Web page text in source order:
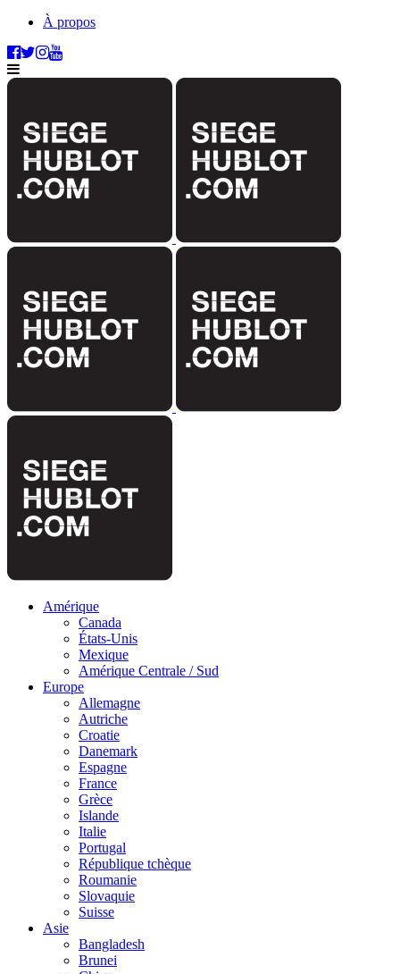
À propos
Amérique
Canada
États-Unis
Mexique
Amérique Centrale / Sud
Europe
Allemagne
Autriche
Croatie
Danemark
Espagne
France
Grèce
Islande
Italie
Portugal
République tchèque
Roumanie
Slovaquie
Suisse
Asie
Bangladesh
Brunei